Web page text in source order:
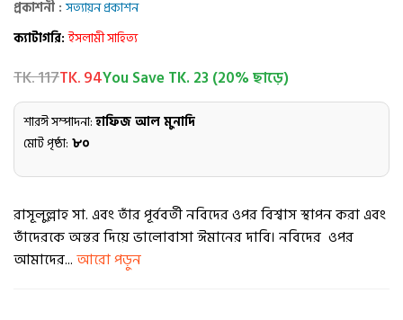
প্রকাশনী :সত্যায়ন প্রকাশন
ক্যাটাগরি:ইসলামী সাহিত্য
TK. 117TK. 94You Save TK. 23 (20% ছাড়ে)
শারঈ সম্পাদনা:হাফিজ আল মুনাদি
মোট পৃষ্ঠা: ৮০
রাসূলুল্লাহ সা. এবং তাঁর পূর্ববর্তী নবিদের ওপর বিশ্বাস স্থাপন করা এবং
তাঁদেরকে অন্তর দিয়ে ভালোবাসা ঈমানের দাবি। নবিদের ওপর
আমাদের...আরো পড়ুন